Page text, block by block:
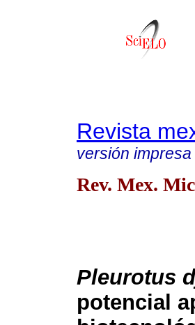
Revista
versión impresa
Rev. Mex.
Pleurotus
potencial